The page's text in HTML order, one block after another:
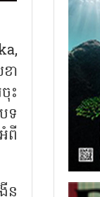
ា
ះ
ទ
ពី
ន​